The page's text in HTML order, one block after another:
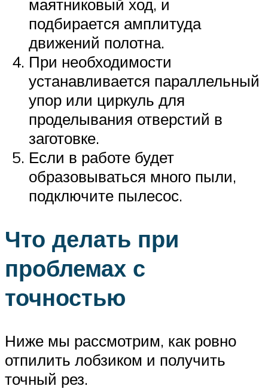
маятниковый ход, и
подбирается амплитуда
движений полотна.
При необходимости
устанавливается параллельный
упор или циркуль для
проделывания отверстий в
заготовке.
Если в работе будет
образовываться много пыли,
подключите пылесос.
Что делать при
проблемах с
точностью
Ниже мы рассмотрим, как ровно
отпилить лобзиком и получить
точный рез.